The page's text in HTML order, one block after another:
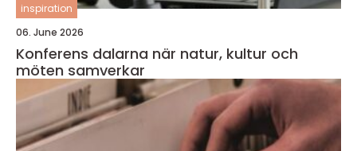
inspiration
06. June 2026
Konferens dalarna när natur, kultur och
möten samverkar